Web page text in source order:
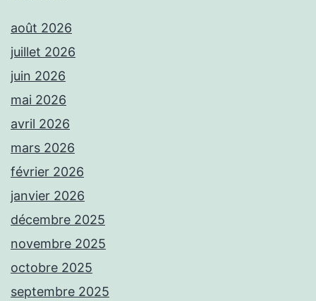
août 2026
juillet 2026
juin 2026
mai 2026
avril 2026
mars 2026
février 2026
janvier 2026
décembre 2025
novembre 2025
octobre 2025
septembre 2025